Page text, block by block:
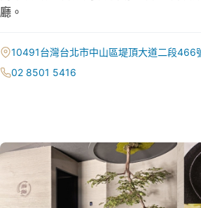
廳。
10491台灣台北市中山區堤頂大道二段466
02 8501 5416